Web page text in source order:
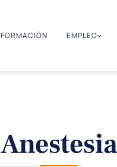
FORMACIÓN EMPLEO
Anestesia